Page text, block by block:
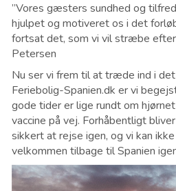
”Vores gæsters sundhed og
hjulpet og motiveret os i det
fortsat det, som vi vil stræbe
Petersen
Nu ser vi frem til at træde ind i det
Feriebolig-Spanien.dk er vi
gode tider er lige rundt om
vaccine på vej. Forhåbentligt
sikkert at rejse igen, og vi kan
velkommen tilbage til Spanien